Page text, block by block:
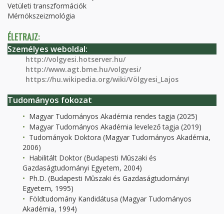
Vetületi transzformációk
Mérnökszeizmológia
ÉLETRAJZ:
Személyes weboldal:
http://volgyesi.hotserver.hu/
http://www.agt.bme.hu/volgyesi/
https://hu.wikipedia.org/wiki/Völgyesi_Lajos
Tudományos fokozat
Magyar Tudományos Akadémia rendes tagja (2025)
Magyar Tudományos Akadémia levelező tagja (2019)
Tudományok Doktora (Magyar Tudományos Akadémia,
2006)
Habilitált Doktor (Budapesti Mûszaki és
Gazdaságtudományi Egyetem, 2004)
Ph.D. (Budapesti Mûszaki és Gazdaságtudományi
Egyetem, 1995)
Földtudomány Kandidátusa (Magyar Tudományos
Akadémia, 1994)